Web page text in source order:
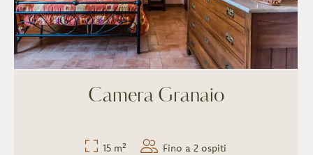
Camera Granaio
15 m² Fino a 2 ospiti